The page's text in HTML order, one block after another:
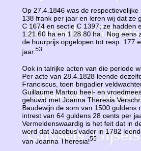
Op 27.4.1846 was de respectievelijke
138 frank per jaar en leren wij dat ze
C 1674 en sectie C 1397; ze hadden
1.21.60 ha en 1.28.80 ha. Nog eens
de huurprijs opgelopen tot resp. 177
jaar. 53
Ook in talrijke acten van die periode
Per acte van 28.4.1828 leende
Franciscus, toen brigadier
Guillaume Martou heel- en
gehuwd met Joanna Theresia
Baudewijn de som van 1500 guldens
intrest van 64 guldens 28 cents per
Vermeldenswaardig is het feit dat in
werd dat Jacobus'vader in 1782
van Joanna Theresia!55